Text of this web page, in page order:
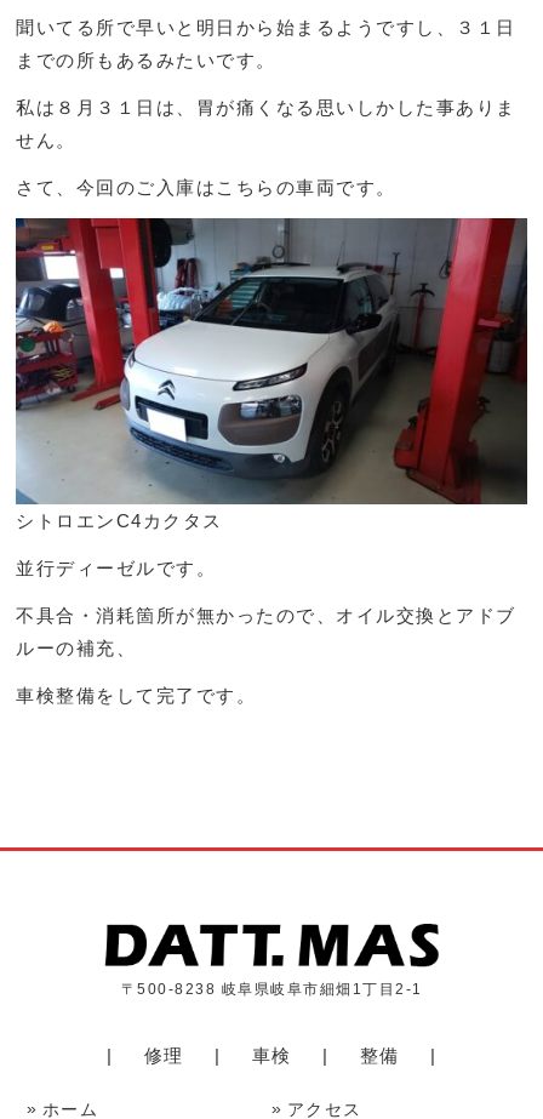
聞いてる所で早いと明日から始まるようですし、３１日
までの所もあるみたいです。
私は８月３１日は、胃が痛くなる思いしかした事ありま
せん。
さて、今回のご入庫はこちらの車両です。
シトロエンC4カクタス
並行ディーゼルです。
不具合・消耗箇所が無かったので、オイル交換とアドブ
ルーの補充、
車検整備をして完了です。
〒500-8238 岐阜県岐阜市細畑1丁目2-1
修理 車検 整備
ホーム アクセス